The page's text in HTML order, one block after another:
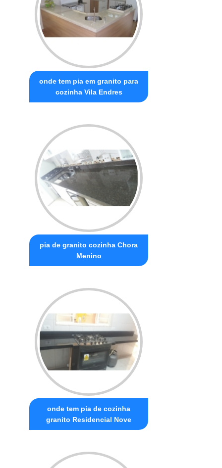
onde tem pia em granito para
cozinha Vila Endres
pia de granito cozinha Chora
Menino
onde tem pia de cozinha
granito Residencial Nove